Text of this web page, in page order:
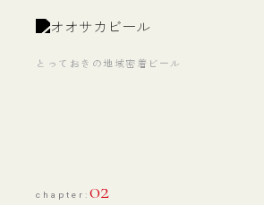
とっておきの地域密着ビール
chapter: 02